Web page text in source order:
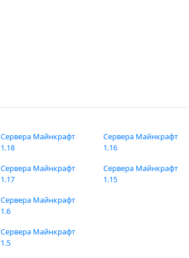
Сервера Майнкрафт
1.18
Сервера Майнкрафт
1.17
Сервера Майнкрафт
1.16
Сервера Майнкрафт
1.15
Сервера Майнкрафт
1.6
Сервера Майнкрафт
1.5